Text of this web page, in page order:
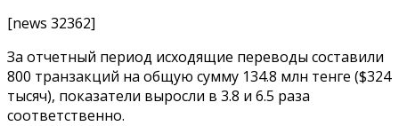
[news 32362]
За отчетный период исходящие переводы составили
800 транзакций на общую сумму 134.8 млн тенге ($324
тысяч), показатели выросли в 3.8 и 6.5 раза
соответственно.